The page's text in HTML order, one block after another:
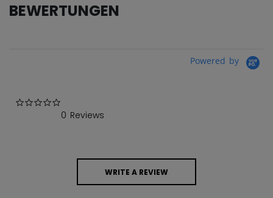
BEWERTUNGEN
Powered by
0 Reviews
WRITE A REVIEW